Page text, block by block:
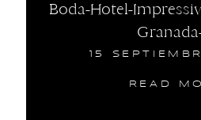
Boda-Hotel-
15
READ